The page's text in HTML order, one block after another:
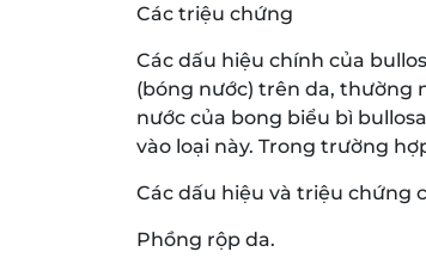
Các triệu chứng
Các dấu hiệu chính của
(bóng nước) trên da, thường
nước của bong biểu bì
vào loại này. Trong trường
Các dấu hiệu và triệu chứng
Phồng rộp da.